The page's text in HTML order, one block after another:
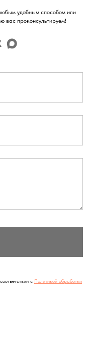
удобным способом или
вас проконсультируем!
с Политикой обработки